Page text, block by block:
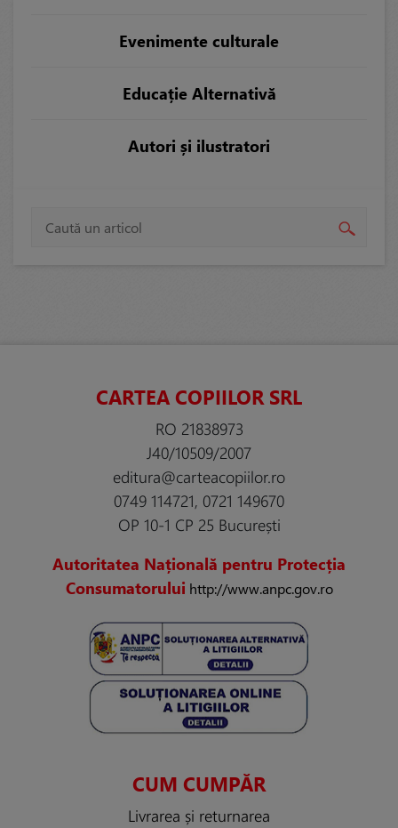
Evenimente culturale
Educație Alternativă
Autori și ilustratori
CARTEA COPIILOR SRL
RO 21838973
J40/10509/2007
editura@carteacopiilor.ro
0749 114721, 0721 149670
OP 10-1 CP 25 București
Autoritatea Națională pentru Protecția
Consumatorului http://www.anpc.gov.ro
CUM CUMPĂR
Livrarea și returnarea